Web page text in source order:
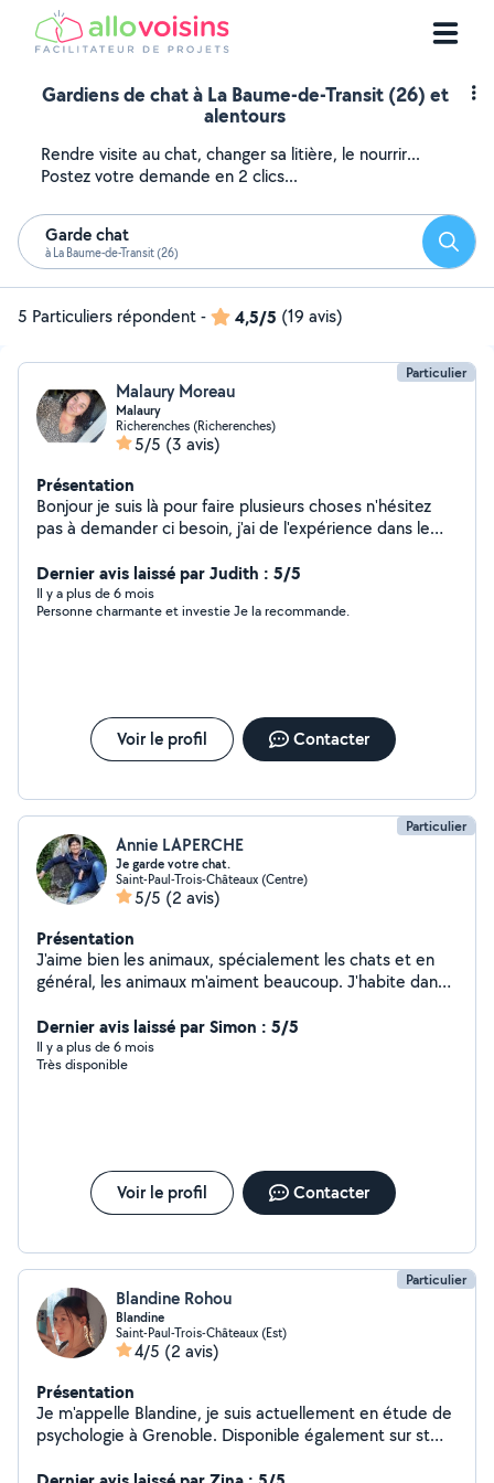
Gardiens de chat à La Baume-de-Transit (26) et
alentours
Rendre visite au chat, changer sa litière, le nourrir...
Postez votre demande en 2 clics...
Garde chat
à La Baume-de-Transit (26)
5 Particuliers répondent- 4,5/5 (19 avis)
Particulier
Malaury Moreau
Malaury
Richerenches (Richerenches)
5/5 (3 avis)
Présentation
Bonjour je suis là pour faire plusieurs choses n'hésitez
pas à demander ci besoin, j'ai de l'expérience dans le
ans Et un chat de 3ans
Dernier avis laissé par Judith : 5/5
Il y a plus de 6 mois
Personne charmante et investie Je la recommande.
Voir le profil Contacter
Particulier
Annie LAPERCHE
Je garde votre chat.
Saint-Paul-Trois-Châteaux (Centre)
5/5 (2 avis)
Présentation
J'aime bien les animaux, spécialement les chats et en
général, les animaux m'aiment beaucoup. J'habite dans
dans le monde entier pour faire de l'humanitaire et
j'encadre des formations à l'étranger. Je suis une
personne fiable, honnête avec des valeurs de vie et de
Dernier avis laissé par Simon : 5/5
Il y a plus de 6 mois
Très disponible
Voir le profil Contacter
Particulier
Blandine Rohou
Blandine
Saint-Paul-Trois-Châteaux (Est)
4/5 (2 avis)
Présentation
Je m'appelle Blandine, je suis actuellement en étude de
psychologie à Grenoble. Disponible également sur st